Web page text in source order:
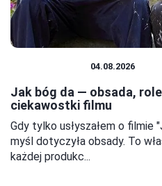
04.08.2026
Jak bóg da — obsada,
ciekawostki filmu
Gdy tylko usłyszałem o filmie
myśl dotyczyła obsady. To
każdej produkc...